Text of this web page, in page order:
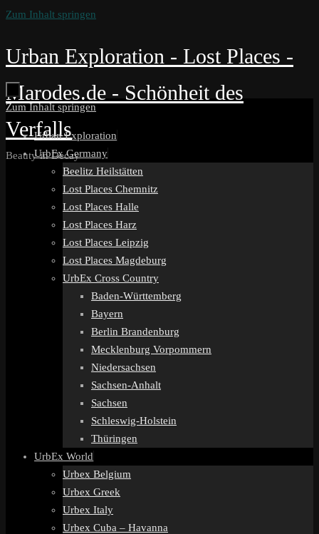
Zum Inhalt springen
Urban Exploration - Lost Places -
Marodes.de - Schönheit des
Verfalls
Beauty in Decay
Zum Inhalt springen
Urban Exploration
UrbEx Germany
Beelitz Heilstätten
Lost Places Chemnitz
Lost Places Halle
Lost Places Harz
Lost Places Leipzig
Lost Places Magdeburg
UrbEx Cross Country
Baden-Württemberg
Bayern
Berlin Brandenburg
Mecklenburg Vorpommern
Niedersachsen
Sachsen-Anhalt
Sachsen
Schleswig-Holstein
Thüringen
UrbEx World
Urbex Belgium
Urbex Greek
Urbex Italy
Urbex Cuba – Havanna